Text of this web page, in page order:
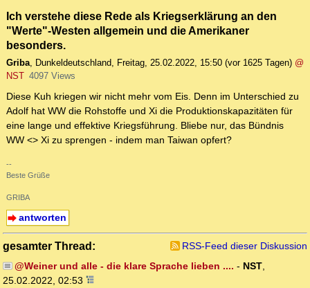
Ich verstehe diese Rede als Kriegserklärung an den
"Werte"-Westen allgemein und die Amerikaner
besonders.
Griba, Dunkeldeutschland, Freitag, 25.02.2022, 15:50 (vor 1625 Tagen) @
NST 4097 Views
Diese Kuh kriegen wir nicht mehr vom Eis. Denn im Unterschied zu
Adolf hat WW die Rohstoffe und Xi die Produktionskapazitäten für
eine lange und effektive Kriegsführung. Bliebe nur, das Bündnis
WW <> Xi zu sprengen - indem man Taiwan opfert?
--
Beste Grüße
GRIBA
antworten
gesamter Thread:
RSS-Feed dieser Diskussion
@Weiner und alle - die klare Sprache lieben .... - NST,
25.02.2022, 02:53